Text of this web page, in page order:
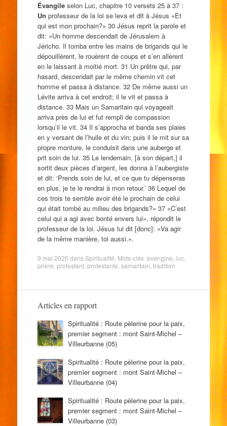
Évangileselon Luc, chapitre 10 versets 25 à 37 :
Un professeur de la loi se leva et dit à Jésus «Et
qui est mon prochain?» 30 Jésus reprit la parole et
dit: «Un homme descendait de Jérusalem à
Jéricho. Il tomba entre les mains de brigands qui le
dépouillèrent, le rouèrent de coups et s’en allèrent
en le laissant à moitié mort. 31 Un prêtre qui, par
hasard, descendait par le même chemin vit cet
homme et passa à distance. 32 De même aussi un
Lévite arriva à cet endroit; il le vit et passa à
distance. 33 Mais un Samaritain qui voyageait
arriva près de lui et fut rempli de compassion
lorsqu’il le vit. 34 Il s’approcha et banda ses plaies
en y versant de l’huile et du vin; puis il le mit sur sa
propre monture, le conduisit dans une auberge et
prit soin de lui. 35 Le lendemain, [à son départ,] il
sortit deux pièces d’argent, les donna à l’aubergiste
et dit: ‘Prends soin de lui, et ce que tu dépenseras
en plus, je te le rendrai à mon retour.’ 36 Lequel de
ces trois te semble avoir été le prochain de celui
qui était tombé au milieu des brigands?» 37 «C’est
celui qui a agi avec bonté envers lui», répondit le
professeur de la loi. Jésus lui dit [donc]: «Va agir
de la même manière, toi aussi.».
9 mai 2020 dansSpiritualité . Mots-clés :evangine luc,
priere protestant, protestante samaritain tradition
Articles en rapport
Spiritualité : Route pèlerine pour la paix,
premier segment : mont Saint-Michel –
Villeurbanne (05)
Spiritualité : Route pèlerine pour la paix,
premier segment : mont Saint-Michel –
Villeurbanne (04)
Spiritualité : Route pèlerine pour la paix,
premier segment : mont Saint-Michel –
Villeurbanne (03)